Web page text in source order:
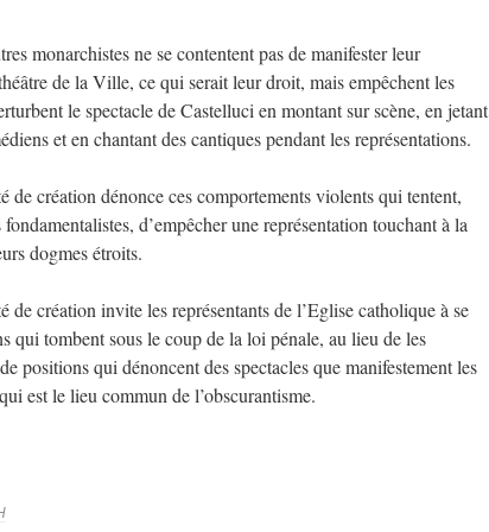
monarchistes ne se contentent pas de manifester leur
de la Ville, ce qui serait leur droit, mais empêchent les
le spectacle de Castelluci en montant sur scène, en jetant
et en chantant des cantiques pendant les représentations.
de création dénonce ces comportements violents qui tentent,
d’empêcher une représentation touchant à la
dogmes étroits.
de création invite les représentants de l’Eglise catholique à se
qui tombent sous le coup de la loi pénale, au lieu de les
positions qui dénoncent des spectacles que manifestement les
est le lieu commun de l’obscurantisme.